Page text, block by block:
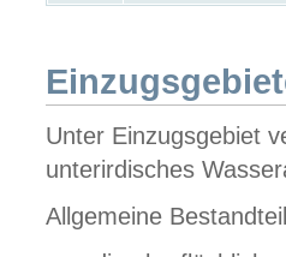
Unter Einzugsgebiet
unterirdisches
Allgemeine